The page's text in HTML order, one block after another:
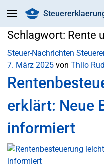
Schlagwort: Rente
Steuer-Nachrichten
7. März 2025 von Thilo
erklärt: Neue
informiert